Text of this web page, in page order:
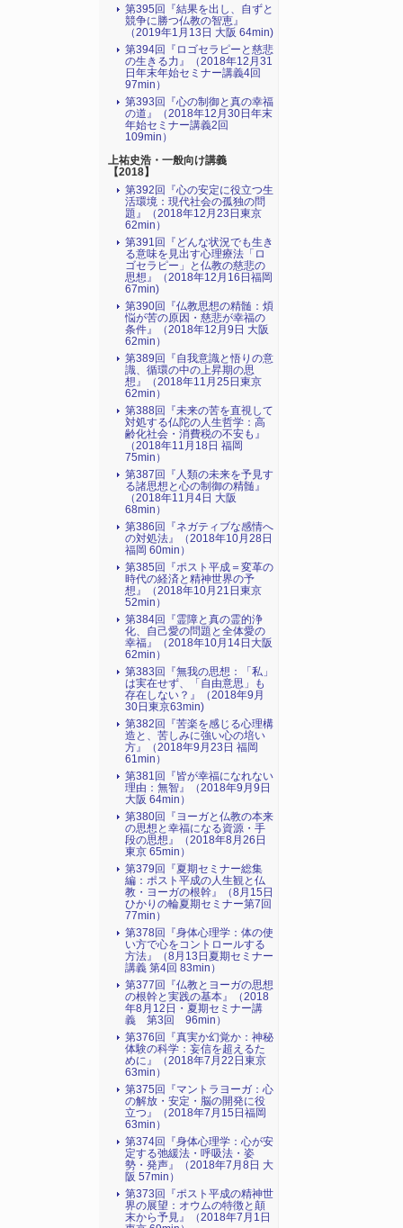
第395回『結果を出し、自ずと
競争に勝つ仏教の智恵』
（2019年1月13日 大阪 64min)
第394回『ロゴセラピーと慈悲
の生きる力』（2018年12月31
日年末年始セミナー講義4回
97min）
第393回『心の制御と真の幸福
の道』（2018年12月30日年末
年始セミナー講義2回
109min）
上祐史浩・一般向け講義
【2018】
第392回『心の安定に役立つ生
活環境：現代社会の孤独の問
題』（2018年12月23日東京
62min）
第391回『どんな状況でも生き
る意味を見出す心理療法「ロ
ゴセラピー」と仏教の慈悲の
思想』（2018年12月16日福岡
67min)
第390回『仏教思想の精髄：煩
悩が苦の原因・慈悲が幸福の
条件』（2018年12月9日 大阪
62min）
第389回『自我意識と悟りの意
識、循環の中の上昇期の思
想』（2018年11月25日東京
62min）
第388回『未来の苦を直視して
対処する仏陀の人生哲学：高
齢化社会・消費税の不安も』
（2018年11月18日 福岡
75min）
第387回『人類の未来を予見す
る諸思想と心の制御の精髄』
（2018年11月4日 大阪
68min）
第386回『ネガティブな感情へ
の対処法』（2018年10月28日
福岡 60min）
第385回『ポスト平成＝変革の
時代の経済と精神世界の予
想』（2018年10月21日東京
52min）
第384回『霊障と真の霊的浄
化、自己愛の問題と全体愛の
幸福』（2018年10月14日大阪
62min）
第383回『無我の思想：「私」
は実在せず、「自由意思」も
存在しない？』（2018年9月
30日東京63min)
第382回『苦楽を感じる心理構
造と、苦しみに強い心の培い
方』（2018年9月23日 福岡
61min）
第381回『皆が幸福になれない
理由：無智』（2018年9月9日
大阪 64min）
第380回『ヨーガと仏教の本来
の思想と幸福になる資源・手
段の思想』（2018年8月26日
東京 65min）
第379回『夏期セミナー総集
編：ポスト平成の人生観と仏
教・ヨーガの根幹』（8月15日
ひかりの輪夏期セミナー第7回
77min）
第378回『身体心理学：体の使
い方で心をコントロールする
方法』（8月13日夏期セミナー
講義 第4回 83min）
第377回『仏教とヨーガの思想
の根幹と実践の基本』（2018
年8月12日・夏期セミナー講
義 第3回 96min）
第376回『真実か幻覚か：神秘
体験の科学：妄信を超えるた
めに』（2018年7月22日東京
63min）
第375回『マントラヨーガ：心
の解放・安定・脳の開発に役
立つ』（2018年7月15日福岡
63min）
第374回『身体心理学：心が安
定する弛緩法・呼吸法・姿
勢・発声』（2018年7月8日 大
阪 57min）
第373回『ポスト平成の精神世
界の展望：オウムの特徴と顛
末から予見』（2018年7月1日